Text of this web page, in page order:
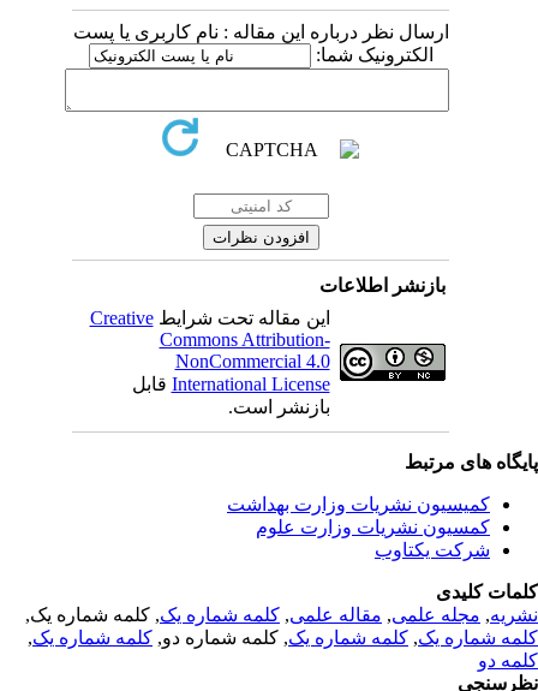
ارسال نظر درباره این مقاله : نام کاربری یا پست
الکترونیک شما:
بازنشر اطلاعات
این مقاله تحت شرایطCreative
Commons Attribution-
NonCommercial 4.0
International Licenseقابل
بازنشر است.
های مرتبط
کمیسیون نشریات وزارت بهداشت
کمسیون نشریات وزارت علوم
شرکت یکتاوب
کلیدی
,مجله علمی, مقاله علمی, کلمه شماره یک, کلمه شماره یک,
شماره یک,کلمه شماره یک, کلمه شماره دو,کلمه شماره یک,
دو